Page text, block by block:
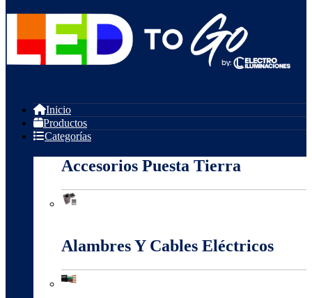
Inicio
Productos
Categorías
Accesorios Puesta Tierra
Alambres Y Cables Eléctricos